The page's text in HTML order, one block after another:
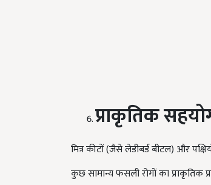
प्राकृतिक
मित्र कीटों (जैसे लेडीबर्ड बीटल) और
कुछ सामान्य फसली रोगों का प्राकृतिक